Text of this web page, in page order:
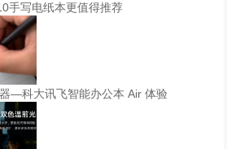
手写电纸本更值得推荐
—科大讯飞智能办公本 Air 体验